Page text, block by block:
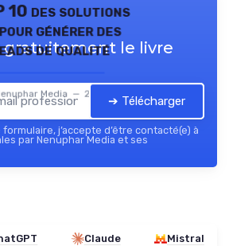
10 des solutions
générer des
de qualité
Media — 2026
gratuitement le livre
➔ Télécharger
j’accepte d’être contacté(e) à
par Nenuphar Media et ses
Claude Mistral